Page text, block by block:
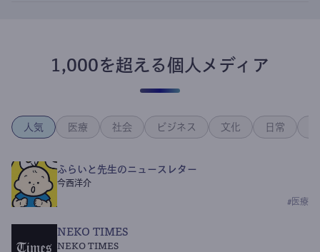
1,000を超える個人メディア
人気 医療 社会 ビジネス 文化 日常
ふらいと先生のニュースレター
今西洋介
# 医療
NEKO TIMES
NEKO TIMES